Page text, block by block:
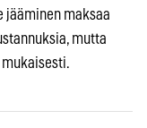
jääminen maksaa
mutta